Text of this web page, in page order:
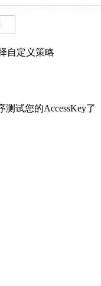
自定义策略
测试您的AccessKey了